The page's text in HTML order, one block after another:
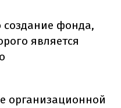
создание фонда,
является
организационной